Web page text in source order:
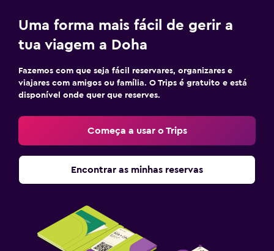
Uma forma mais fácil de gerir a
tua viagem a Doha
Fazemos com que seja fácil reservares, organizares e
viajares com amigos ou família. O Trips é gratuito e está
disponível onde quer que reserves.
Começa a usar o Trips
Encontrar as minhas reservas